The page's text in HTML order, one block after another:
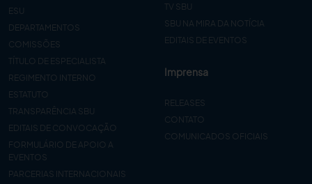
ESU
DEPARTAMENTOS
COMISSÕES
TÍTULO DE ESPECIALISTA
REGIMENTO INTERNO
ESTATUTO
TRANSPARÊNCIA SBU
EDITAIS DE CONVOCAÇÃO
FORMULÁRIO DE APOIO A
EVENTOS
PARCERIAS INTERNACIONAIS
TV SBU
SBU NA MIRA DA NOTÍCIA
EDITAIS DE EVENTOS
Imprensa
RELEASES
CONTATO
COMUNICADOS OFICIAIS